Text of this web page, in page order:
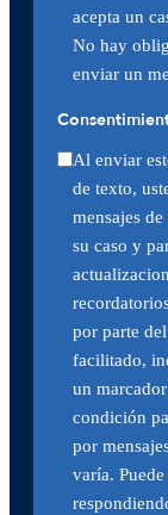
acepta un
No hay
enviar un
Al enviar
de texto,
mensajes
su caso y
por parte
facilitado,
un
condición
por
varía.